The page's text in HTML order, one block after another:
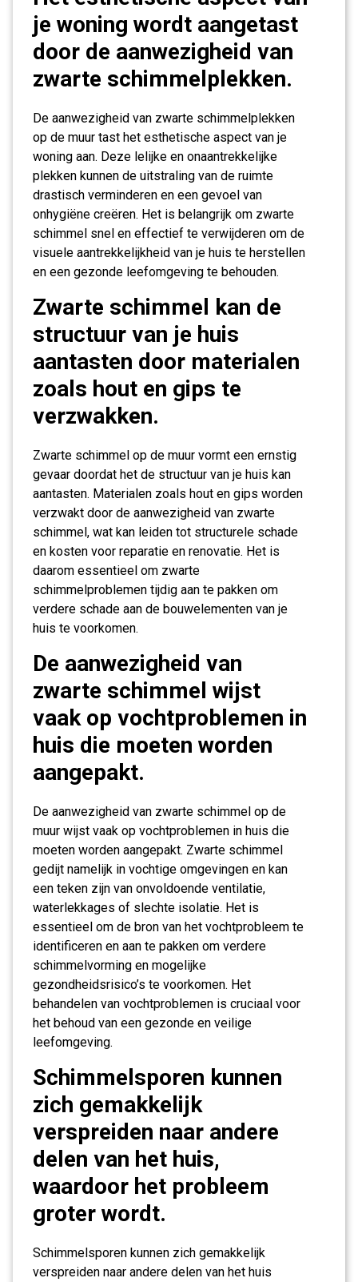
je woning wordt aangetast
door de aanwezigheid van
zwarte schimmelplekken.
De aanwezigheid van zwarte schimmelplekken
op de muur tast het esthetische aspect van je
woning aan. Deze lelijke en onaantrekkelijke
plekken kunnen de uitstraling van de ruimte
drastisch verminderen en een gevoel van
onhygiëne creëren. Het is belangrijk om zwarte
schimmel snel en effectief te verwijderen om de
visuele aantrekkelijkheid van je huis te herstellen
en een gezonde leefomgeving te behouden.
Zwarte schimmel kan de
structuur van je huis
aantasten door materialen
zoals hout en gips te
verzwakken.
Zwarte schimmel op de muur vormt een ernstig
gevaar doordat het de structuur van je huis kan
aantasten. Materialen zoals hout en gips worden
verzwakt door de aanwezigheid van zwarte
schimmel, wat kan leiden tot structurele schade
en kosten voor reparatie en renovatie. Het is
daarom essentieel om zwarte
schimmelproblemen tijdig aan te pakken om
verdere schade aan de bouwelementen van je
huis te voorkomen.
De aanwezigheid van
zwarte schimmel wijst
vaak op vochtproblemen in
huis die moeten worden
aangepakt.
De aanwezigheid van zwarte schimmel op de
muur wijst vaak op vochtproblemen in huis die
moeten worden aangepakt. Zwarte schimmel
gedijt namelijk in vochtige omgevingen en kan
een teken zijn van onvoldoende ventilatie,
waterlekkages of slechte isolatie. Het is
essentieel om de bron van het vochtprobleem te
identificeren en aan te pakken om verdere
schimmelvorming en mogelijke
gezondheidsrisico’s te voorkomen. Het
behandelen van vochtproblemen is cruciaal voor
het behoud van een gezonde en veilige
leefomgeving.
Schimmelsporen kunnen
zich gemakkelijk
verspreiden naar andere
delen van het huis,
waardoor het probleem
groter wordt.
Schimmelsporen kunnen zich gemakkelijk
verspreiden naar andere delen van het huis